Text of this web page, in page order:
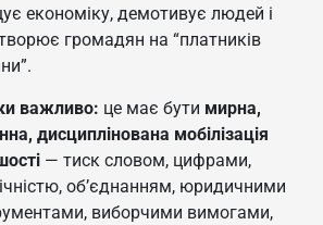
економіку, демотивує людей і
громадян на “платників
важливо: це має бути мирна,
дисциплінована мобілізація
— тиск словом, цифрами,
об’єднанням, юридичними
виборчими вимогами,